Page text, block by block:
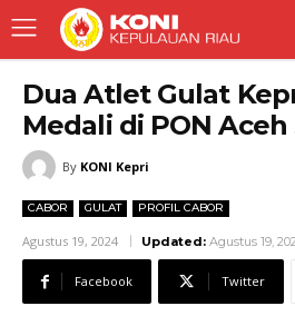
Dua Atlet Gulat
Medali di PON
By KONI Kepri
CABOR GULAT PROFIL CABOR
Agustus 19, 2024 Updated: Agustus 19,
Facebook Twitter